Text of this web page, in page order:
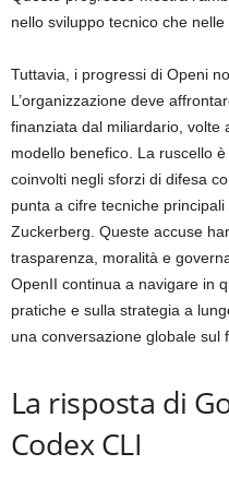
nello sviluppo tecnico che nelle
Tuttavia, i progressi di Openi
L’organizzazione deve
finanziata dal miliardario, volte
modello benefico. La ruscello
coinvolti negli sforzi di difesa
punta a cifre tecniche
Zuckerberg. Queste accuse
trasparenza, moralità e
OpenII continua a navigare in
pratiche e sulla strategia a
una conversazione globale sul
La risposta di
Codex CLI